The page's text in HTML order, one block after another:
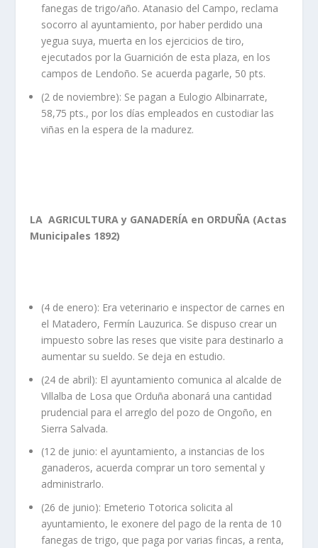
fanegas de trigo/año. Atanasio del Campo, reclama
socorro al ayuntamiento, por haber perdido una
yegua suya, muerta en los ejercicios de tiro,
ejecutados por la Guarnición de esta plaza, en los
campos de Lendoño. Se acuerda pagarle, 50 pts.
(2 de noviembre): Se pagan a Eulogio Albinarrate,
58,75 pts., por los días empleados en custodiar las
viñas en la espera de la madurez.
LA AGRICULTURA y GANADERÍA en ORDUÑA (Actas
Municipales 1892)
(4 de enero): Era veterinario e inspector de carnes en
el Matadero, Fermín Lauzurica. Se dispuso crear un
impuesto sobre las reses que visite para destinarlo a
aumentar su sueldo. Se deja en estudio.
(24 de abril): El ayuntamiento comunica al alcalde de
Villalba de Losa que Orduña abonará una cantidad
prudencial para el arreglo del pozo de Ongoño, en
Sierra Salvada.
(12 de junio: el ayuntamiento, a instancias de los
ganaderos, acuerda comprar un toro semental y
administrarlo.
(26 de junio): Emeterio Totorica solicita al
ayuntamiento, le exonere del pago de la renta de 10
fanegas de trigo, que paga por varias fincas, a renta,